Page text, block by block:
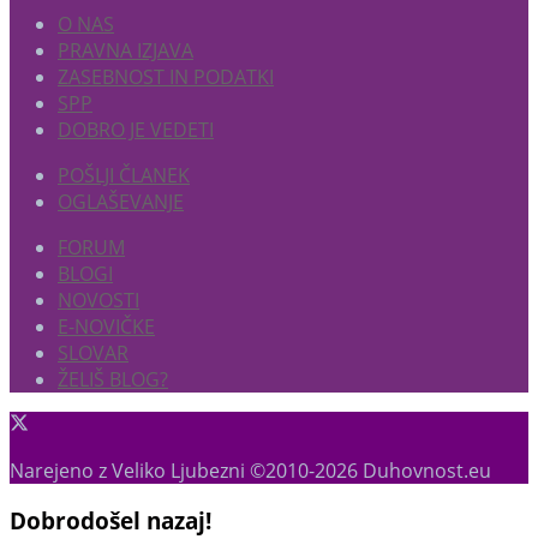
O NAS
PRAVNA IZJAVA
ZASEBNOST IN PODATKI
SPP
DOBRO JE VEDETI
POŠLJI ČLANEK
OGLAŠEVANJE
FORUM
BLOGI
NOVOSTI
E-NOVIČKE
SLOVAR
ŽELIŠ BLOG?
Narejeno z Veliko Ljubezni ©2010-2026 Duhovnost.eu
Dobrodošel nazaj!